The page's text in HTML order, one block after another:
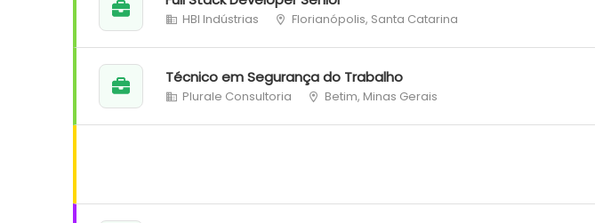
HBI Indústrias Florianópolis, Santa Catarina
Técnico em Segurança do Trabalho
Plurale Consultoria Betim, Minas Gerais